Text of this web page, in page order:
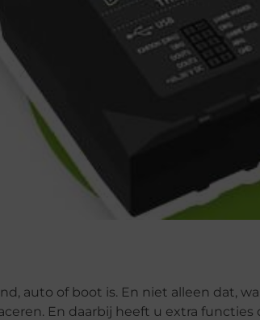
auto of boot is. En niet alleen dat,
En daarbij heeft u extra functies